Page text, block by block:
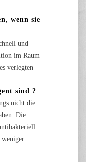
wenn sie
und
im Raum
verlegten
sind ?
nicht die
Die
weniger